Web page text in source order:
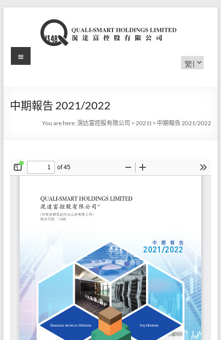
滉
富
限
Choose
a
Menu
中期報告 2021/2022
You are here:滉达富控股有限公司 >2021t > 中期報告 2021/2022